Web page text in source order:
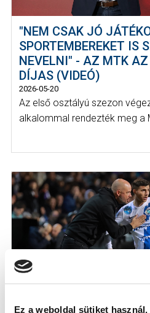
Ez a weboldal sütiket használ.
"NEM CSAK JÓ
SPORTEMBEREKET IS
NEVELNI" - AZ MTK AZ
DÍJAS (VIDEÓ)
2026-05-20
Az első osztályú szezon
alkalommal rendezték meg a